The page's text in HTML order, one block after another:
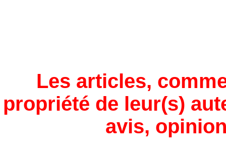
Les articles,
propriété de leur(s)
avis,